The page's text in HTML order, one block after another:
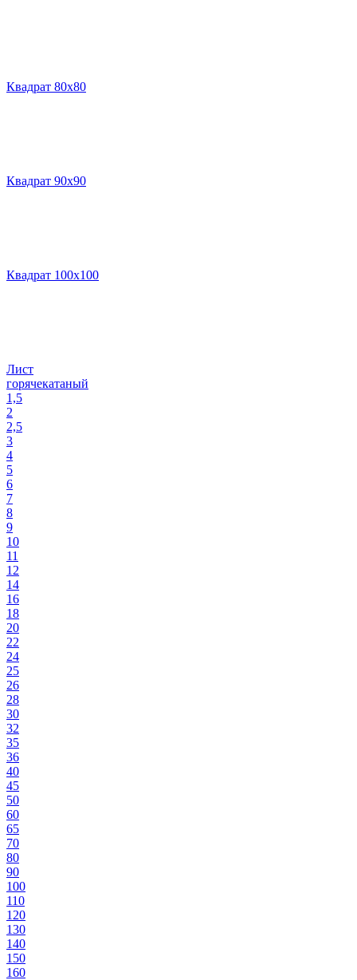
Квадрат 80х80
Квадрат 90х90
Квадрат 100х100
Лист
горячекатаный
1,5
2
2,5
3
4
5
6
7
8
9
10
11
12
14
16
18
20
22
24
25
26
28
30
32
35
36
40
45
50
60
65
70
80
90
100
110
120
130
140
150
160